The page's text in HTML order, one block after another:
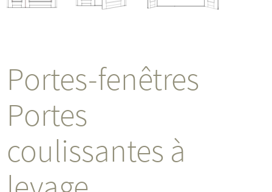
Portes-fenêtres
Portes
coulissantes à